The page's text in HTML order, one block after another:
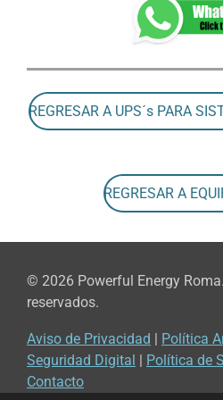
REGRESAR A UPS´s PARA
REGRESAR A
© 2026 Powerful Energy
reservados.
Aviso de Privacidad | Política
Seguridad Digital | Política de
Contacto